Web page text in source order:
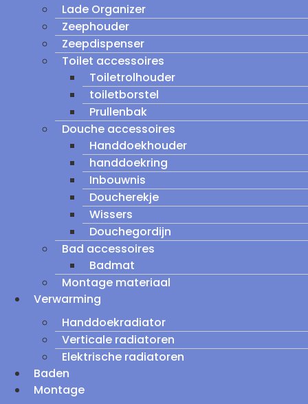
Lade Organizer
Zeephouder
Zeepdispenser
Toilet accessoires
Toiletrolhouder
toiletborstel
Prullenbak
Douche accessoires
Handdoekhouder
handdoekring
Inbouwnis
Doucherekje
Wissers
Douchegordijn
Bad accessoires
Badmat
Montage materiaal
Verwarming
Handdoekradiator
Verticale radiatoren
Elektrische radiatoren
Baden
Montage